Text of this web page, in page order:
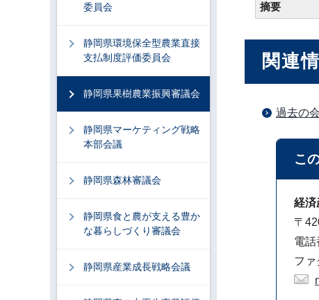
摘要
関連
過去の
こ
経済
〒
電
ファ
委員会
静岡県環境保全型農業直接
支払制度評価委員会
静岡県果樹農業振興審議会
静岡県マーケティング戦略
本部会議
静岡県森林審議会
静岡県食と農が支える豊か
な暮らしづくり審議会
静岡県産業成長戦略会議